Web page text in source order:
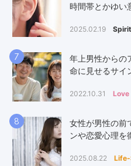
時間帯とかゆい
2025.02.19
7
年上男性からの
命に見せるサ
2022.10.31 Love
8
女性が男性の前
ンや恋愛心理を
2025.08.22